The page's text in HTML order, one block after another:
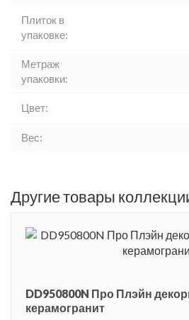
Плиток в
упаковке:
Метраж
упаковки:
Цвет:
Вес:
Другие товары
DD950800N Про Плэйн
керамогранит